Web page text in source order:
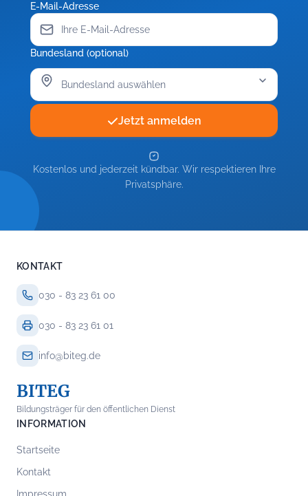
E-Mail-Adresse
Bundesland (optional)
Jetzt anmelden
Kostenlos und jederzeit kündbar. Wir respektieren Ihre
Privatsphäre.
KONTAKT
030 - 83 23 61 00
030 - 83 23 61 01
info@biteg.de
BITEG
Bildungsträger für den öffentlichen Dienst
INFORMATION
Startseite
Kontakt